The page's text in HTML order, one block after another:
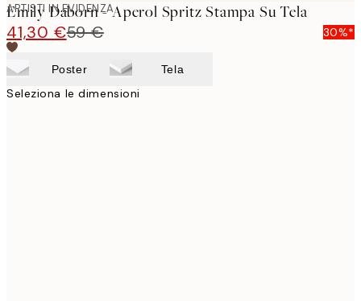
ARTISTI IN EVIDENZA
Emily Daborn - Aperol Spritz Stampa Su Tela
41,30 €59 € 30%*
Poster Tela
Seleziona le dimensioni